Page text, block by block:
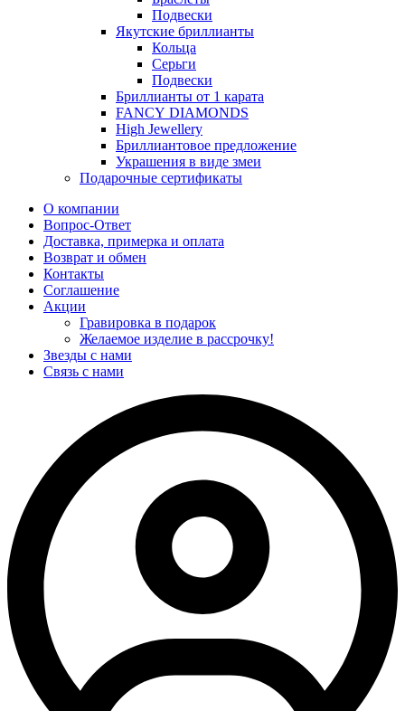
Подвески
Якутские бриллианты
Кольца
Серьги
Подвески
Бриллианты от 1 карата
FANCY DIAMONDS
High Jewellery
Бриллиантовое предложение
Украшения в виде змеи
Подарочные сертификаты
О компании
Вопрос-Ответ
Доставка, примерка и оплата
Возврат и обмен
Контакты
Соглашение
Акции
Гравировка в подарок
Желаемое изделие в рассрочку!
Звезды с нами
Связь с нами